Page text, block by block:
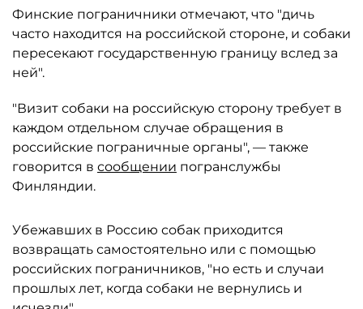
Финские пограничники отмечают, что "дичь
часто находится на российской стороне, и собаки
пересекают государственную границу вслед за
ней".
"Визит собаки на российскую сторону требует в
каждом отдельном случае обращения в
российские пограничные органы", — также
говорится в сообщении погранслужбы
Финляндии.
Убежавших в Россию собак приходится
возвращать самостоятельно или с помощью
российских пограничников, "но есть и случаи
прошлых лет, когда собаки не вернулись и